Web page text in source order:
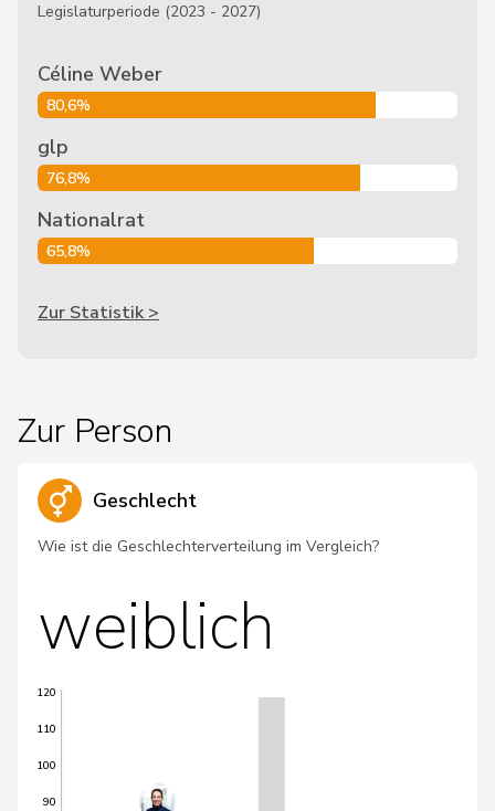
Legislaturperiode (2023 - 2027)
Céline Weber
80,6%
glp
76,8%
Nationalrat
65,8%
Zur Statistik >
Zur Person
Geschlecht
Wie ist die Geschlechterverteilung im Vergleich?
weiblich
90
100
110
120